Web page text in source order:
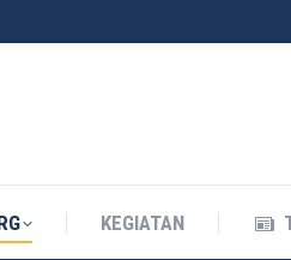
KEGIATAN
KEGIATAN